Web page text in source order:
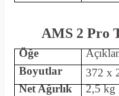
AMS 2 Pro
Öğe
Boyutlar
372 x
Net Ağırlık
2,5 kg